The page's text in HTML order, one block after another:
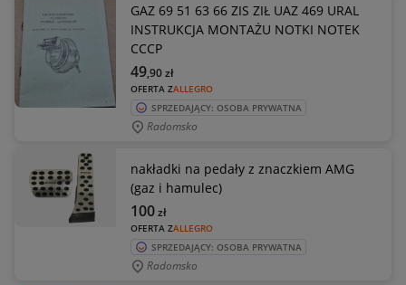
GAZ 69 51 63 66 ZIS ZIŁ UAZ 469 URAL
INSTRUKCJA MONTAŻU NOTKI NOTEK
CCCP
OFERTA ZALLEGRO
49,90zł
SPRZEDAJĄCY: OSOBA PRYWATNA
Radomsko
nakładki na pedały z znaczkiem AMG
(gaz i hamulec)
OFERTA ZALLEGRO
100zł
SPRZEDAJĄCY: OSOBA PRYWATNA
Radomsko